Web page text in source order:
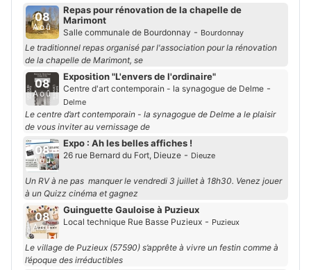
08
Aoû
Repas pour rénovation de la chapelle de
Marimont
Salle communale de Bourdonnay - Bourdonnay
Le traditionnel repas organisé par l'association pour la rénovation
de la chapelle de Marimont, se
08
Aoû
Exposition "L'envers de l'ordinaire"
Centre d'art contemporain - la synagogue de Delme -
Delme
Le centre d’art contemporain - la synagogue de Delme a le plaisir
de vous inviter au vernissage de
08
Aoû
Expo : Ah les belles affiches !
26 rue Bernard du Fort, Dieuze - Dieuze
Un RV à ne pas manquer le vendredi 3 juillet à 18h30. Venez jouer
à un Quizz cinéma et gagnez
08
Aoû
Guinguette Gauloise à Puzieux
Local technique Rue Basse Puzieux - Puzieux
Le village de Puzieux (57590) s’apprête à vivre un festin comme à
l’époque des irréductibles